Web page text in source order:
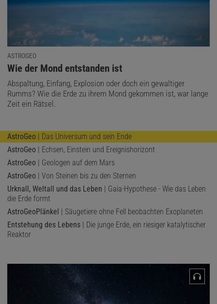
ASTROGEO
:
Wie der Mond entstanden ist
Abspaltung, Einfang, Explosion oder doch ein gewaltiger
Rumms? Wie die Erde zu ihrem Mond gekommen ist, war lange
Zeit ein Rätsel.
AstroGeo | Das Universum und sein Ende
AstroGeo | Echsen, Einstein und Ereignishorizont
AstroGeo | Geologen auf dem Mars
AstroGeo | Von Steinen bis zu den Sternen
Urknall, Weltall und das Leben | Gaia-Hypothese - Wie das Leben
die Erde formt
AstroGeoPlänkel | Säugetiere ohne Fell beobachten Exoplaneten
Entstehung des Lebens | Die junge Erde, ein riesiger katalytischer
Reaktor